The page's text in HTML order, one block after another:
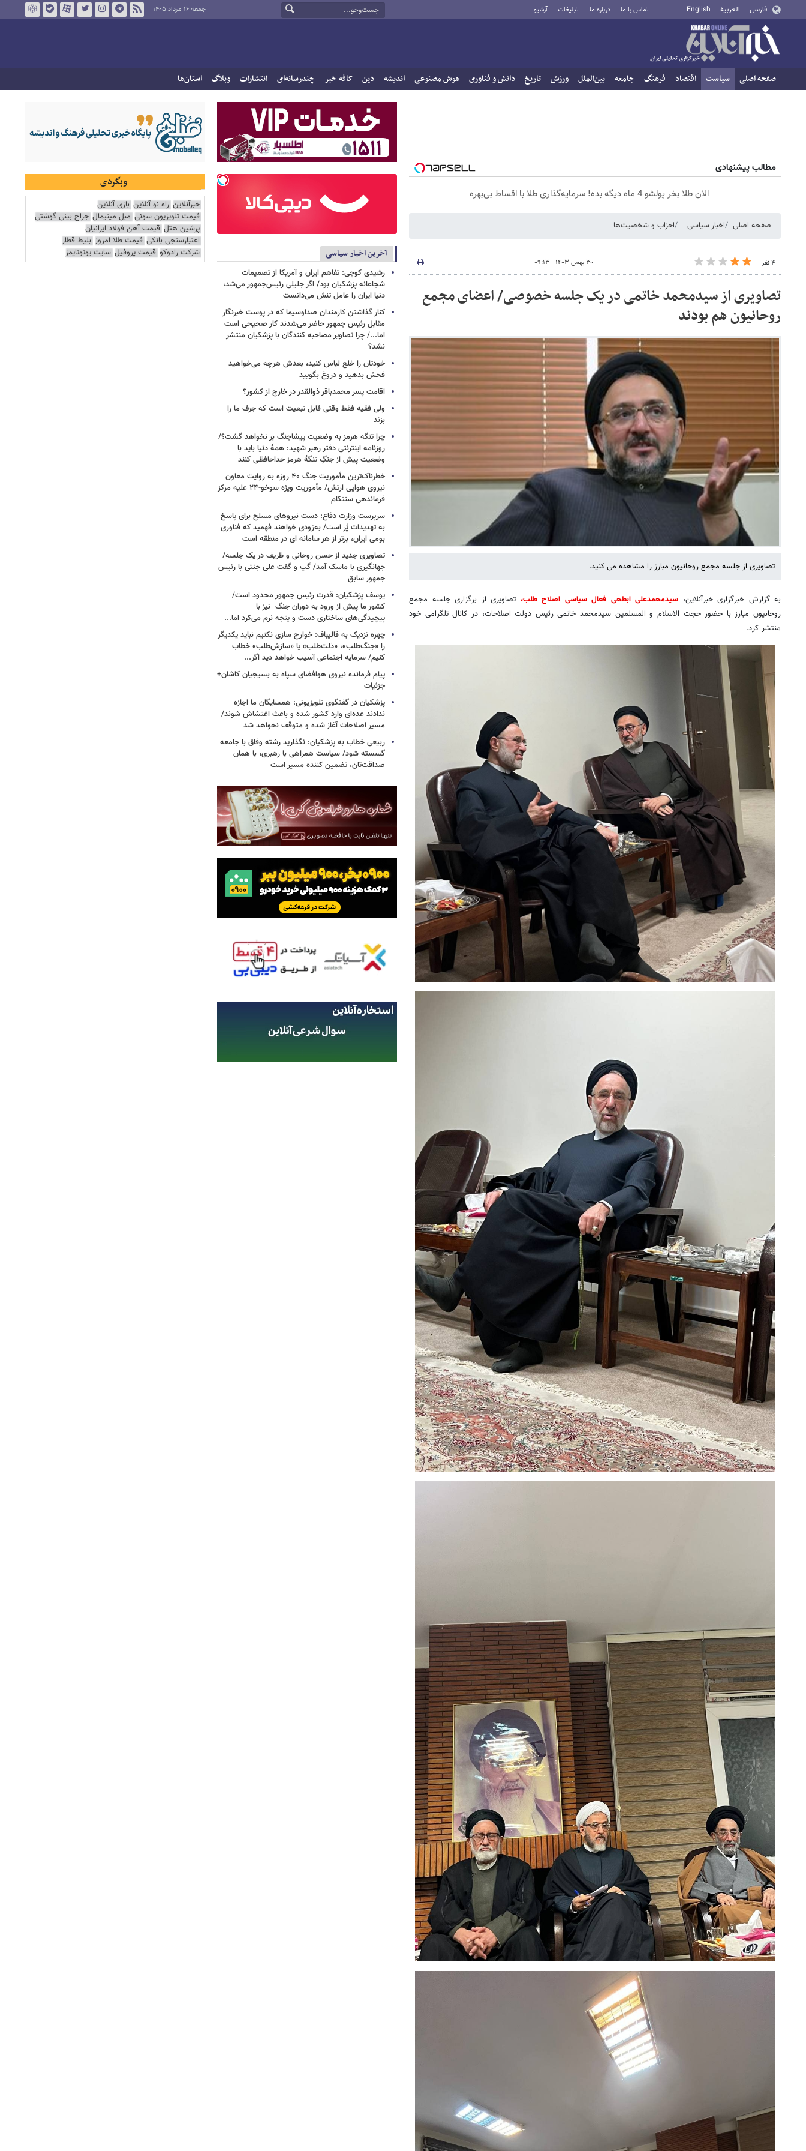
فارسی العربية English تماس با ما درباره ما تبلیغات آرشیو جمعه ۱۶ مرداد ۱۴۰۵
صفحه اصلی سیاست اقتصاد فرهنگ جامعه بین‌الملل ورزش تاریخ دانش و فناوری هوش مصنوعی اندیشه دین کافه خبر چندرسانه‌ای انتشارات وبلاگ استان‌ها
مطالب پیشنهادی
الان طلا بخر پولشو 4 ماه دیگه بده! سرمایه‌گذاری طلا با اقساط بی‌بهره
صفحه اصلی اخبار سیاسی احزاب و شخصیت‌ها
۴ نفر ۳۰ بهمن ۱۴۰۳ - ۰۹:۱۳
تصاویری از سیدمحمد خاتمی در یک جلسه خصوصی/ اعضای مجمع
روحانیون هم بودند
تصاویری از جلسه مجمع روحانیون مبارز را مشاهده می کنید.
به گزارش خبرگزاری خبرآنلاین، سیدمحمدعلی ابطحی فعال سیاسی اصلاح طلب، تصاویری از برگزاری جلسه مجمع
روحانیون مبارز با حضور حجت الاسلام و المسلمین سیدمحمد خاتمی رئیس دولت اصلاحات، در کانال تلگرامی خود
منتشر کرد.
آخرین اخبار سیاسی
رشیدی کوچی: تفاهم ایران و آمریکا از تصمیمات
شجاعانه پزشکیان بود/ اگر جلیلی رئیس‌جمهور می‌شد،
دنیا ایران را عامل تنش می‌دانست
کنار گذاشتن کارمندان صداوسیما که در پوست خبرنگار
مقابل رئیس جمهور حاضر می‌شدند کار صحیحی است
اما.../ چرا تصاویر مصاحبه کنندگان با پزشکیان منتشر
نشد؟
خودتان را خلع لباس کنید، بعدش هرچه می‌خواهید
فحش بدهید و دروغ بگویید
اقامت پسر محمدباقر ذوالقدر در خارج از کشور؟
ولی فقیه فقط وقتی قابل تبعیت است که جرف ما را
بزند
چرا تنگه هرمز به وضعیت پیشاجنگ بر نخواهد گشت؟/
روزنامه اینترنتی دفتر رهبر شهید: همۀ دنیا باید با
وضعیت پیش از جنگِ تنگۀ هرمز خداحافظی کنند
خطرناک‌ترین مأموریت جنگ ۴۰ روزه به روایت معاون
نیروی هوایی ارتش/ مأموریت ویژه سوخو-۲۴ علیه مرکز
فرماندهی سنتکام
سرپرست وزارت دفاع: دست نیروهای مسلح برای پاسخ
به تهدیدات پُر است/ به‌زودی خواهند فهمید که فناوری
بومی ایران، برتر از هر سامانه ای در منطقه است
تصاویری جدید از حسن روحانی و ظریف در یک جلسه/
جهانگیری با ماسک آمد/ گپ و گفت علی جنتی با رئیس
جمهور سابق
یوسف پزشکیان: قدرت رئیس‌ جمهور محدود است/
کشور ما پیش از ورود به دوران جنگ نیز با
پیچیدگی‌های ساختاری دست و پنجه نرم می‌کرد اما...
چهره نزدیک به قالیباف: خوارج سازی نکنیم نباید یکدیگر
را «جنگ‌طلب»، «ذلت‌طلب» یا «سازش‌طلب» خطاب
کنیم/ سرمایه اجتماعی آسیب خواهد دید اگر...
پیام فرمانده نیروی هوافضای سپاه به بسیجیان کاشان+
جزئیات
پزشکیان در گفتگوی تلویزیونی: همسایگان ما اجازه
ندادند عده‌ای وارد کشور شده و باعث اغتشاش شوند/
مسیر اصلاحات آغاز شده و متوقف نخواهد شد
ربیعی خطاب به پزشکیان: نگذارید رشته وفاق با جامعه
گسسته شود/ سیاست همراهی با رهبری، با همان
صداقت‌تان، تضمین کننده مسیر است
وبگردی
خبرآنلاین راه نو آنلاین بازی آنلاین
قیمت تلویزیون سونی مبل مینیمال جراح بینی گوشتی
پرشین هتل قیمت آهن فولاد ایرانیان
اعتبارسنجی بانکی قیمت طلا امروز بلیط قطار
شرکت رادوکو قیمت پروفیل سایت یوتوتایمز